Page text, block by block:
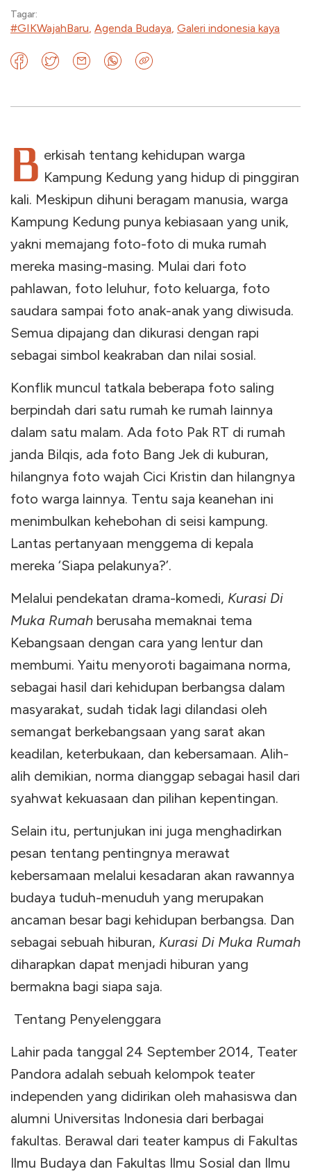
Tagar:
#GIKWajahBaru, Agenda Budaya, Galeri indonesia kaya
B erkisah tentang kehidupan warga
Kampung Kedung yang hidup di pinggiran
kali. Meskipun dihuni beragam manusia, warga
Kampung Kedung punya kebiasaan yang unik,
yakni memajang foto-foto di muka rumah
mereka masing-masing. Mulai dari foto
pahlawan, foto leluhur, foto keluarga, foto
saudara sampai foto anak-anak yang diwisuda.
Semua dipajang dan dikurasi dengan rapi
sebagai simbol keakraban dan nilai sosial.
Konflik muncul tatkala beberapa foto saling
berpindah dari satu rumah ke rumah lainnya
dalam satu malam. Ada foto Pak RT di rumah
janda Bilqis, ada foto Bang Jek di kuburan,
hilangnya foto wajah Cici Kristin dan hilangnya
foto warga lainnya. Tentu saja keanehan ini
menimbulkan kehebohan di seisi kampung.
Lantas pertanyaan menggema di kepala
mereka ‘Siapa pelakunya?’.
Melalui pendekatan drama-komedi, Kurasi Di
Muka Rumah berusaha memaknai tema
Kebangsaan dengan cara yang lentur dan
membumi. Yaitu menyoroti bagaimana norma,
sebagai hasil dari kehidupan berbangsa dalam
masyarakat, sudah tidak lagi dilandasi oleh
semangat berkebangsaan yang sarat akan
keadilan, keterbukaan, dan kebersamaan. Alih-
alih demikian, norma dianggap sebagai hasil dari
syahwat kekuasaan dan pilihan kepentingan.
Selain itu, pertunjukan ini juga menghadirkan
pesan tentang pentingnya merawat
kebersamaan melalui kesadaran akan rawannya
budaya tuduh-menuduh yang merupakan
ancaman besar bagi kehidupan berbangsa. Dan
sebagai sebuah hiburan, Kurasi Di Muka Rumah
diharapkan dapat menjadi hiburan yang
bermakna bagi siapa saja.
Tentang Penyelenggara
Lahir pada tanggal 24 September 2014, Teater
Pandora adalah sebuah kelompok teater
independen yang didirikan oleh mahasiswa dan
alumni Universitas Indonesia dari berbagai
fakultas. Berawal dari teater kampus di Fakultas
Ilmu Budaya dan Fakultas Ilmu Sosial dan Ilmu